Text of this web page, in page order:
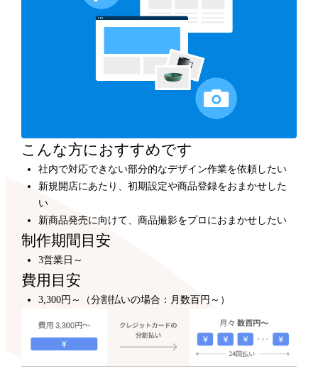
フルカスタマイズします。
300,000円～
プロのデザイナーが、テンプレートをもとにショップデ
こんな方におすすめです
社内で対応できない部分的なデザイン作業を依頼したい
新規開店にあたり、初期設定や商品登録をおまかせした
い
新商品発売に向けて、商品撮影をプロにおまかせしたい
制作期間目安
3営業日～
費用目安
3,300円～（分割払いの場合：月数百円～）